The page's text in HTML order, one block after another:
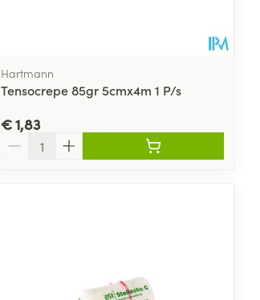
Hartmann
Tensocrepe 85gr 5cmx4m 1 P/s
€ 1,83